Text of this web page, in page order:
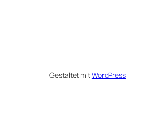
Gestaltet mitWordPress